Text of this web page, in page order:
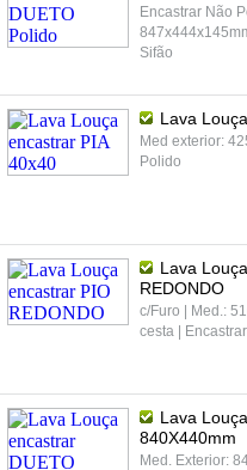
Encastrar Não
Sifão
Lava
Med exterior:
Polido
Lava
REDONDO
c/Furo | Med.:
cesta |
Lava
840X440mm
Med. Exterior: